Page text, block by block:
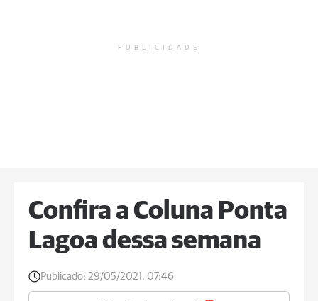
PUBLICIDADE
Confira a Coluna Ponta
Lagoa dessa semana
Publicado: 29/05/2021, 07:46